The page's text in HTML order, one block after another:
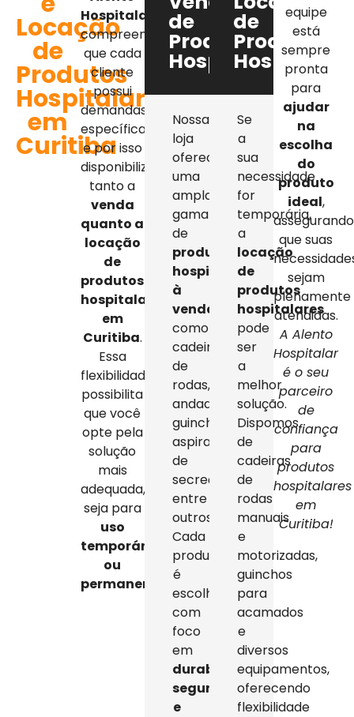
Locação
de
Produtos
Hospitalares
em
Curitiba
Hospitalar
compreendemos
que cada
cliente
possui
demandas
específicas,
e por isso
disponibilizamos
tanto a
venda
quanto a
locação
de
produtos
hospitalares
em
Curitiba.
Essa
flexibilidade
possibilita
que você
opte pela
solução
mais
adequada,
seja para
uso
temporário
ou
permanente
de
Produtos
Hospitalares
Nossa
loja
oferece
uma
ampla
gama
de
produtos
hospitalares
à
venda
como
cadeiras
de
rodas,
andadores,
guinchos,
aspiradores
de
secreção,
entre
outros.
Cada
produto
é
escolhido
com
foco
em
durabilidade,
segurança
e
de
Produtos
Se
a
sua
necessidade
for
temporária,
a
locação
de
produtos
hospitalares
pode
ser
a
melhor
solução.
Dispomos
de
cadeiras
de
rodas
manuais
e
motorizadas,
guinchos
para
acamados
e
diversos
equipamentos,
oferecendo
flexibilidade
equipe
está
sempre
pronta
para
ajudar
na
escolha
do
produto
ideal,
assegurando
que suas
sejam
plenamente
atendidas.
A Alento
Hospitalar
é o seu
parceiro
de
confiança
para
produtos
hospitalares
em
Curitiba!